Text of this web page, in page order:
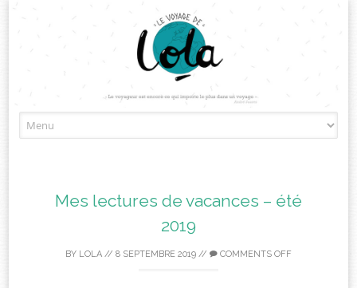
to
Mes lectures de vacances – été
2019
BY LOLA // 8 SEPTEMBRE 2019 // COMMENTS OFF